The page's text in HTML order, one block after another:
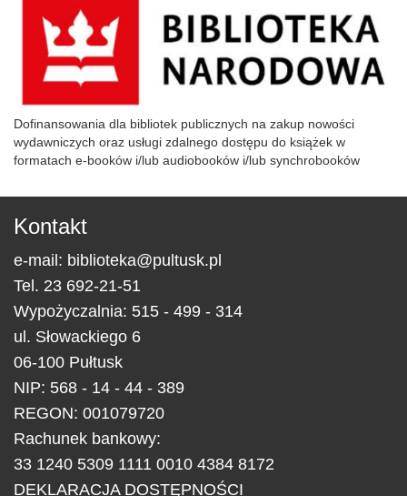
Dofinansowania dla bibliotek publicznych na zakup nowości
wydawniczych oraz usługi zdalnego dostępu do książek w
formatach e-booków i/lub audiobooków i/lub synchrobooków
Kontakt
e-mail: biblioteka@pultusk.pl
Tel. 23 692-21-51
Wypożyczalnia: 515 - 499 - 314
ul. Słowackiego 6
06-100 Pułtusk
NIP: 568 - 14 - 44 - 389
REGON: 001079720
Rachunek bankowy:
33 1240 5309 1111 0010 4384 8172
DEKLARACJA DOSTĘPNOŚCI